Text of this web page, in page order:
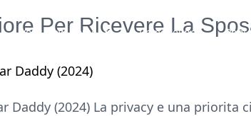
Your New Home Remodeling
Per Ricevere La
Daddy (2024)
Daddy (2024) La privacy e una